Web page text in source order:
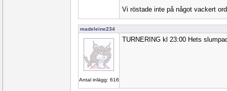
Vi röstade inte på något vackert
madeleine234
Antal inlägg: 616
TURNERING kl 23:00 Hets